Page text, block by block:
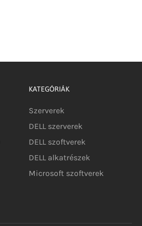
KATEGÓRIÁK
Szerverek
DELL szerverek
DELL szoftverek
DELL alkatrészek
Microsoft szoftverek